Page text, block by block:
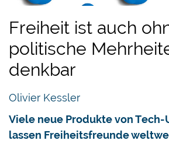
Freiheit ist auch
politische
denkbar
Olivier Kessler
Viele neue Produkte von
lassen Freiheitsfreunde